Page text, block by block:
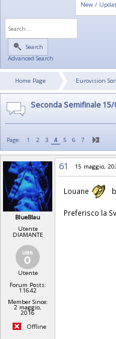
New /
Search
Advanced Search
Home Page Eurovision
Seconda Semifinale 15/
Page: 1 2 3 4 5 6 7
BlueBlau
Utente
DIAMANTE
Utente
Forum Posts:
11642
Member Since:
2 maggio,
2016
Offline
61 15 maggio,
Louane
Preferisco la